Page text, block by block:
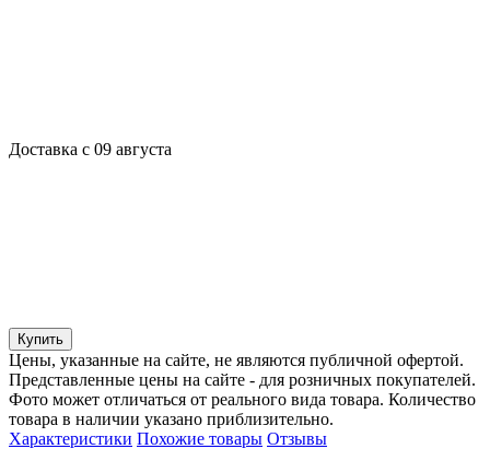
Доставка с 09 августа
Купить
Цены, указанные на сайте, не являются публичной офертой.
Представленные цены на сайте - для розничных покупателей.
Фото может отличаться от реального вида товара. Количество
товара в наличии указано приблизительно.
Характеристики Похожие товары Отзывы